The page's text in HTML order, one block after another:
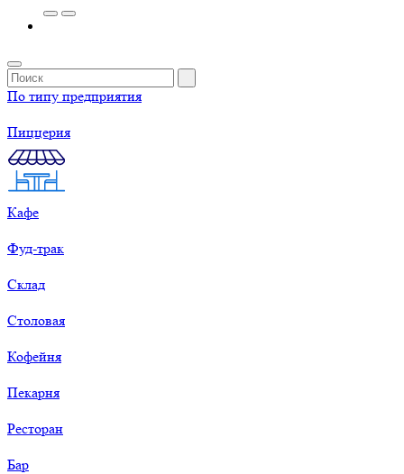
По типу предприятия
Пиццерия
Кафе
Фуд-трак
Склад
Столовая
Кофейня
Пекарня
Ресторан
Бар